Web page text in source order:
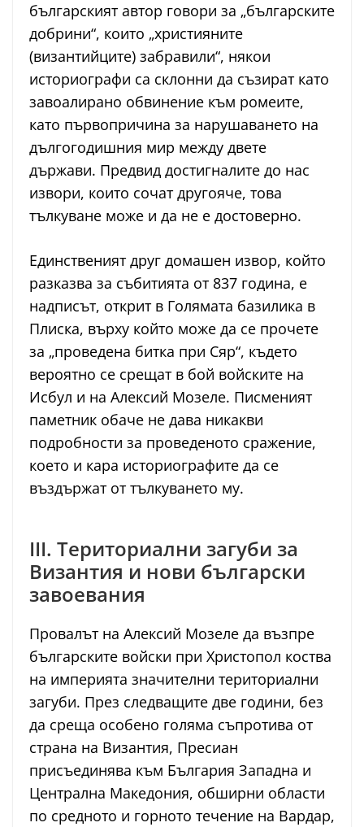
българският автор говори за „българските
добрини“, които „християните
(византийците) забравили“, някои
историографи са склонни да съзират като
завоалирано обвинение към ромеите,
като първопричина за нарушаването на
дългогодишния мир между двете
държави. Предвид достигналите до нас
извори, които сочат другояче, това
тълкуване може и да не е достоверно.
Единственият друг домашен извор, който
разказва за събитията от 837 година, е
надписът, открит в Голямата базилика в
Плиска, върху който може да се прочете
за „проведена битка при Сяр“, където
вероятно се срещат в бой войските на
Исбул и на Алексий Мозеле. Писменият
паметник обаче не дава никакви
подробности за проведеното сражение,
което и кара историографите да се
въздържат от тълкуването му.
III. Териториални загуби за
Византия и нови български
завоевания
Провалът на Алексий Мозеле да възпре
българските войски при Христопол коства
на империята значителни териториални
загуби. През следващите две години, без
да среща особено голяма съпротива от
страна на Византия, Пресиан
присъединява към България Западна и
Централна Македония, обширни области
по средното и горното течение на Вардар,